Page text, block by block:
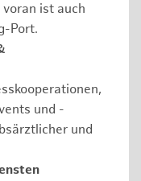
ist auch
Port.
und -
und